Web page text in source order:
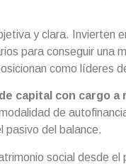
y clara. Invierten
para conseguir una
como líderes
capital con cargo a
de
pasivo del balance.
social desde